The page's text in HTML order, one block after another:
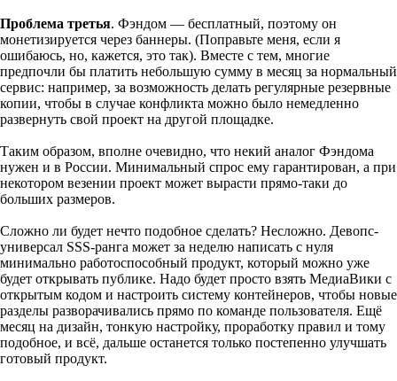
Проблема третья. Фэндом — бесплатный, поэтому он
монетизируется через баннеры. (Поправьте меня, если я
ошибаюсь, но, кажется, это так). Вместе с тем, многие
предпочли бы платить небольшую сумму в месяц за нормальный
сервис: например, за возможность делать регулярные резервные
копии, чтобы в случае конфликта можно было немедленно
развернуть свой проект на другой площадке.
Таким образом, вполне очевидно, что некий аналог Фэндома
нужен и в России. Минимальный спрос ему гарантирован, а при
некотором везении проект может вырасти прямо-таки до
больших размеров.
Сложно ли будет нечто подобное сделать? Несложно. Девопс-
универсал SSS-ранга может за неделю написать с нуля
минимально работоспособный продукт, который можно уже
будет открывать публике. Надо будет просто взять МедиаВики с
открытым кодом и настроить систему контейнеров, чтобы новые
разделы разворачивались прямо по команде пользователя. Ещё
месяц на дизайн, тонкую настройку, проработку правил и тому
подобное, и всё, дальше останется только постепенно улучшать
готовый продукт.